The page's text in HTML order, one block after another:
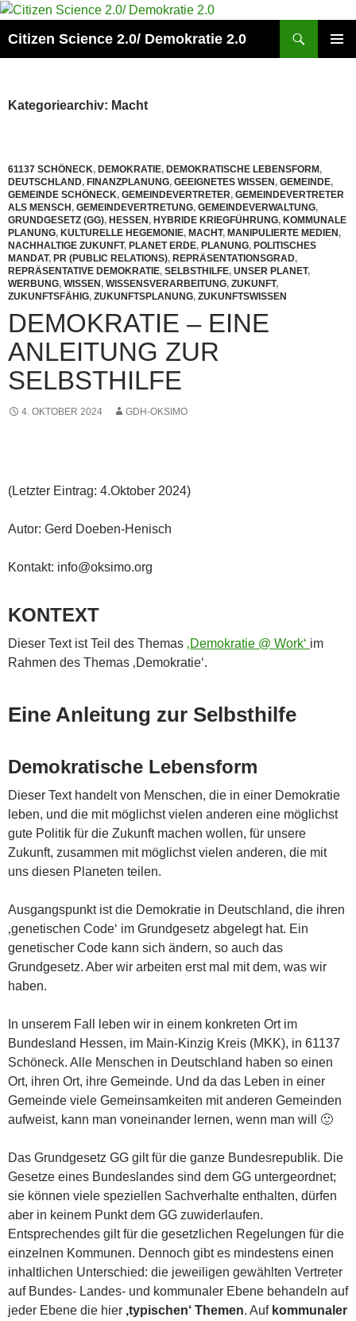
Zum
springen
Citizen Science 2.0/ Demokratie 2.0
Kategoriearchiv: Macht
61137 SCHÖNECK, DEMOKRATIE, DEMOKRATISCHE LEBENSFORM,
DEUTSCHLAND, FINANZPLANUNG, GEEIGNETES WISSEN, GEMEINDE,
GEMEINDE SCHÖNECK, GEMEINDEVERTRETER, GEMEINDEVERTRETER
ALS MENSCH, GEMEINDEVERTRETUNG, GEMEINDEVERWALTUNG,
GRUNDGESETZ (GG), HESSEN, HYBRIDE KRIEGFÜHRUNG, KOMMUNALE
PLANUNG, KULTURELLE HEGEMONIE, MACHT, MANIPULIERTE MEDIEN,
NACHHALTIGE ZUKUNFT, PLANET ERDE, PLANUNG, POLITISCHES
MANDAT, PR (PUBLIC RELATIONS), REPRÄSENTATIONSGRAD,
REPRÄSENTATIVE DEMOKRATIE, SELBSTHILFE, UNSER PLANET,
WERBUNG, WISSEN, WISSENSVERARBEITUNG, ZUKUNFT,
ZUKUNFTSFÄHIG, ZUKUNFTSPLANUNG, ZUKUNFTSWISSEN
DEMOKRATIE – EINE
ANLEITUNG ZUR
SELBSTHILFE
4. OKTOBER 2024 GDH-OKSIMO
(Letzter Eintrag: 4.Oktober 2024)
Autor: Gerd Doeben-Henisch
Kontakt: info@oksimo.org
KONTEXT
Dieser Text ist Teil des Themas ‚Demokratie @ Work‘ im
Rahmen des Themas ‚Demokratie‘.
Eine Anleitung zur Selbsthilfe
Demokratische Lebensform
Dieser Text handelt von Menschen, die in einer Demokratie
leben, und die mit möglichst vielen anderen eine möglichst
gute Politik für die Zukunft machen wollen, für unsere
Zukunft, zusammen mit möglichst vielen anderen, die mit
uns diesen Planeten teilen.
Ausgangspunkt ist die Demokratie in Deutschland, die ihren
‚genetischen Code‘ im Grundgesetz abgelegt hat. Ein
genetischer Code kann sich ändern, so auch das
Grundgesetz. Aber wir arbeiten erst mal mit dem, was wir
haben.
In unserem Fall leben wir in einem konkreten Ort im
Bundesland Hessen, im Main-Kinzig Kreis (MKK), in 61137
Schöneck. Alle Menschen in Deutschland haben so einen
Ort, ihren Ort, ihre Gemeinde. Und da das Leben in einer
Gemeinde viele Gemeinsamkeiten mit anderen Gemeinden
aufweist, kann man voneinander lernen, wenn man will 🙂
Das Grundgesetz GG gilt für die ganze Bundesrepublik. Die
Gesetze eines Bundeslandes sind dem GG untergeordnet;
sie können viele speziellen Sachverhalte enthalten, dürfen
aber in keinem Punkt dem GG zuwiderlaufen.
Entsprechendes gilt für die gesetzlichen Regelungen für die
einzelnen Kommunen. Dennoch gibt es mindestens einen
inhaltlichen Unterschied: die jeweiligen gewählten Vertreter
auf Bundes- Landes- und kommunaler Ebene behandeln auf
jeder Ebene die hier ‚typischen‘ Themen. Auf kommunaler